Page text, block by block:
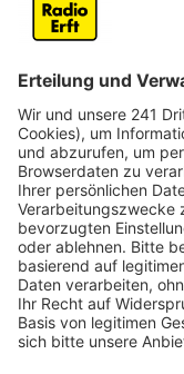
lang die
Mangels beim
den
oder mindern
Möglichkeit
mangelfreien
Vorteile für
Mangels zum
der ersten
nachweisen,
über die